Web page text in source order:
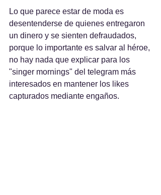
Lo que parece estar de moda es
desentenderse de quienes entregaron
un dinero y se sienten defraudados,
porque lo importante es salvar al héroe,
no hay nada que explicar para los
"singer mornings" del telegram más
interesados en mantener los likes
capturados mediante engaños.